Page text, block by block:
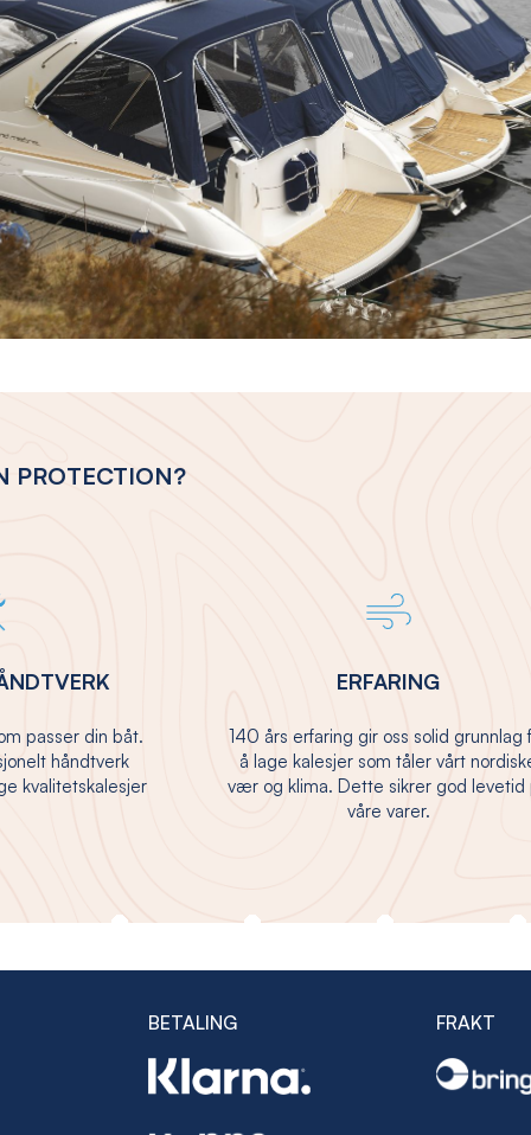
PROTECTION?
passer din båt.
håndtverk
kvalitetskalesjer
ERFARING
140 års erfaring gir oss solid grunnlag
å lage kalesjer som tåler vårt
vær og klima. Dette sikrer god levetid
våre varer.
BETALING FRAKT